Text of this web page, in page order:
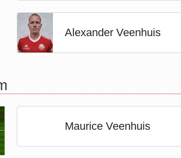
Alexander Veenhuis
Maurice Veenhuis